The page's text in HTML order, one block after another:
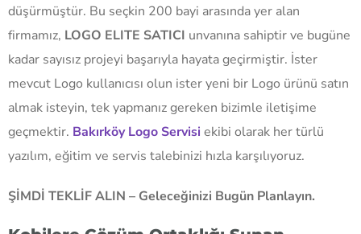
düşürmüştür. Bu seçkin 200 bayi arasında yer alan
firmamız, LOGO ELITE SATICI unvanına sahiptir ve bugüne
kadar sayısız projeyi başarıyla hayata geçirmiştir. İster
mevcut Logo kullanıcısı olun ister yeni bir Logo ürünü satın
almak isteyin, tek yapmanız gereken bizimle iletişime
geçmektir. Bakırköy Logo Servisi ekibi olarak her türlü
yazılım, eğitim ve servis talebinizi hızla karşılıyoruz.
ŞİMDİ TEKLİF ALIN – Geleceğinizi Bugün Planlayın.